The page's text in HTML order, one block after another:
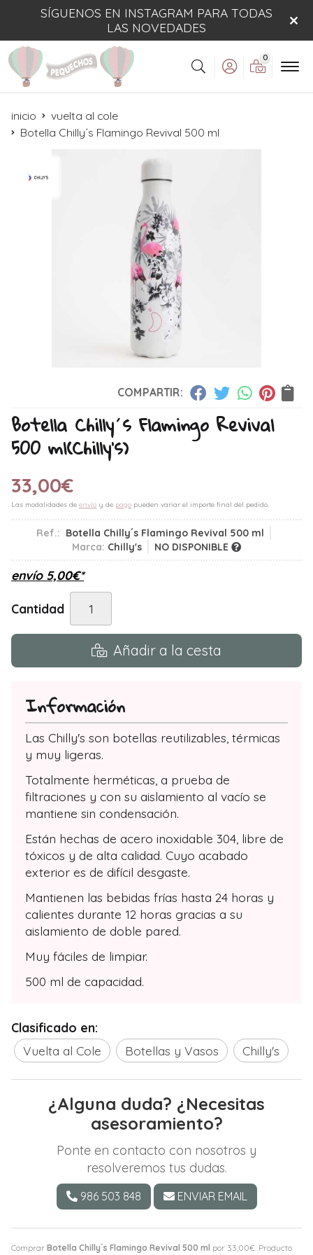
SÍGUENOS EN INSTAGRAM PARA TODAS
LAS NOVEDADES
Buscar
0
inicio
vuelta al cole
Botella Chilly´s Flamingo Revival 500 ml
COMPARTIR:
Botella Chilly´s Flamingo Revival
500 ml(Chilly's)
33,00€
Las modalidades de envío y de pago pueden variar el importe final del pedido.
Ref.: Botella Chilly´s Flamingo Revival 500 ml
Marca: Chilly's NO DISPONIBLE
envío 5,00€*
Cantidad
Añadir a la cesta
Comprar Botella Chilly´s Flamingo Revival 500 ml por 33,00€. Producto
Información
Las Chilly's son botellas reutilizables, térmicas
y muy ligeras.
Totalmente herméticas, a prueba de
filtraciones y con su aislamiento al vacío se
mantiene sin condensación.
Están hechas de acero inoxidable 304, libre de
tóxicos y de alta calidad. Cuyo acabado
exterior es de difícil desgaste.
Mantienen las bebidas frías hasta 24 horas y
calientes durante 12 horas gracias a su
aislamiento de doble pared.
Muy fáciles de limpiar.
500 ml de capacidad.
Clasificado en:
Vuelta al Cole
Botellas y Vasos Chilly's
¿Alguna duda? ¿Necesitas
asesoramiento?
Ponte en contacto con nosotros y
resolveremos tus dudas.
986 503 848 ENVIAR EMAIL